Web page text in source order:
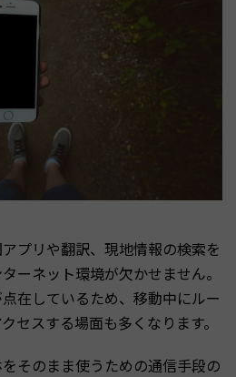
プリや翻訳、現地情報の検索を
ーネット環境が欠かせません。
在しているため、移動中にルー
セスする場面も多くなります。
そのまま使うための通信手段の